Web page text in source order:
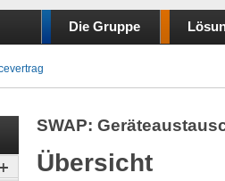
Die Gruppe
SWAP:
Übersicht